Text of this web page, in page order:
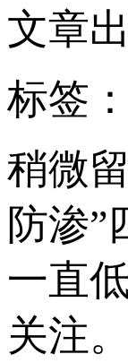
文章
标签：
稍微
防渗”
一直
关注